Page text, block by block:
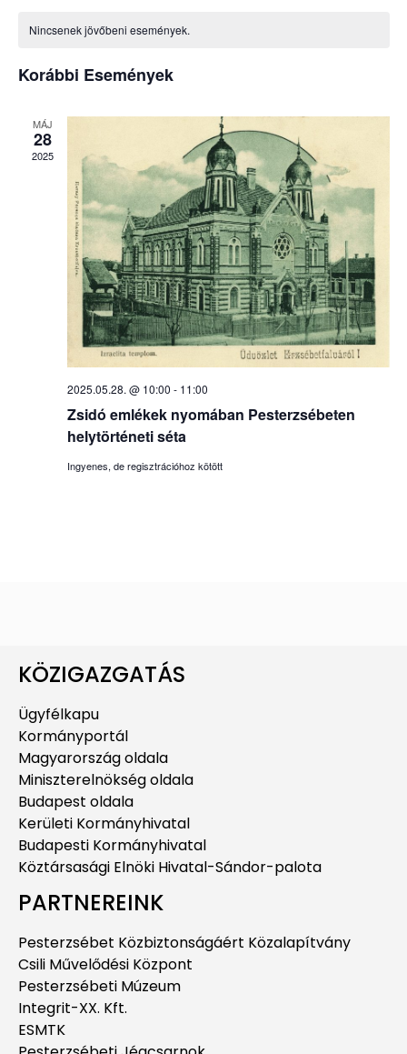
Események
Nincsenek jövőbeni események.
Korábbi Események
MÁJ
28
2025
2025.05.28. @ 10:00 - 11:00
Zsidó emlékek nyomában Pesterzsébeten
helytörténeti séta
Ingyenes, de regisztrációhoz kötött
KÖZIGAZGATÁS
Ügyfélkapu
Kormányportál
Magyarország oldala
Miniszterelnökség oldala
Budapest oldala
Kerületi Kormányhivatal
Budapesti Kormányhivatal
Köztársasági Elnöki Hivatal-Sándor-palota
PARTNEREINK
Pesterzsébet Közbiztonságáért Közalapítvány
Csili Művelődési Központ
Pesterzsébeti Múzeum
Integrit-XX. Kft.
ESMTK